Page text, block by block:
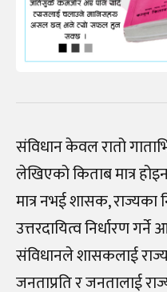
संविधान केवल रातो
लेखिएको किताब मात्र
मात्र नभई शासक,
उत्तरदायित्व निर्धारण
संविधानले शासकलाई
जनताप्रति र जनतालाई